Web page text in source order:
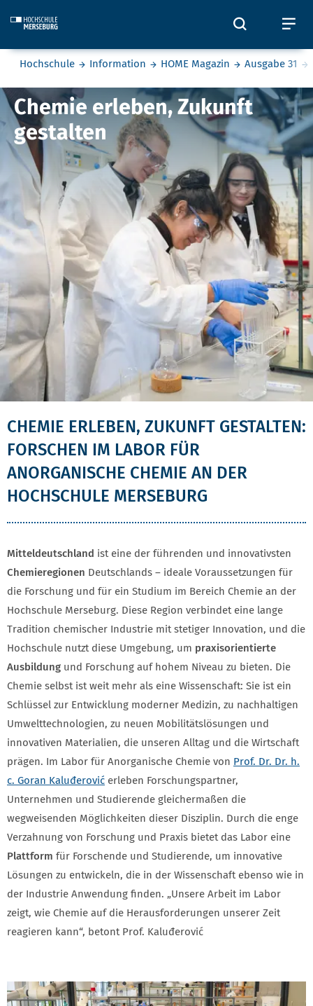
Öffnet
Sie befinden sich hier:
Hochschule Information HOME Magazin Ausgabe 31
Chemie erleben, Zukunft
Chemie erleben, Zukunft
gestalten
CHEMIE ERLEBEN, ZUKUNFT GESTALTEN:
FORSCHEN IM LABOR FÜR
ANORGANISCHE CHEMIE AN DER
HOCHSCHULE MERSEBURG
Mitteldeutschland ist eine der führenden und innovativsten
Chemieregionen Deutschlands – ideale Voraussetzungen für
die Forschung und für ein Studium im Bereich Chemie an der
Hochschule Merseburg. Diese Region verbindet eine lange
Tradition chemischer Industrie mit stetiger Innovation, und die
Hochschule nutzt diese Umgebung, um praxisorientierte
Ausbildung und Forschung auf hohem Niveau zu bieten. Die
Chemie selbst ist weit mehr als eine Wissenschaft: Sie ist ein
Schlüssel zur Entwicklung moderner Medizin, zu nachhaltigen
Umwelttechnologien, zu neuen Mobilitätslösungen und
innovativen Materialien, die unseren Alltag und die Wirtschaft
prägen. Im Labor für Anorganische Chemie von Prof. Dr. Dr. h.
c. Goran Kaluđerović erleben Forschungspartner,
Unternehmen und Studierende gleichermaßen die
wegweisenden Möglichkeiten dieser Disziplin. Durch die enge
Verzahnung von Forschung und Praxis bietet das Labor eine
Plattform für Forschende und Studierende, um innovative
Lösungen zu entwickeln, die in der Wissenschaft ebenso wie in
der Industrie Anwendung finden. „Unsere Arbeit im Labor
zeigt, wie Chemie auf die Herausforderungen unserer Zeit
reagieren kann“, betont Prof. Kaluđerović